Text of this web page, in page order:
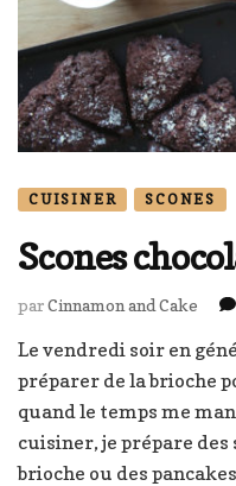
CUISINER SCONES
Scones
parCinnamon and Cake
Le vendredi soir en
préparer de la brioche
quand le temps me
cuisiner, je prépare des
brioche ou des